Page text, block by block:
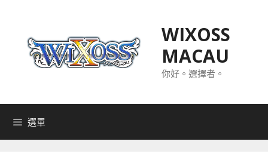
WIXOSS
MACAU
你好。選擇者。
選單